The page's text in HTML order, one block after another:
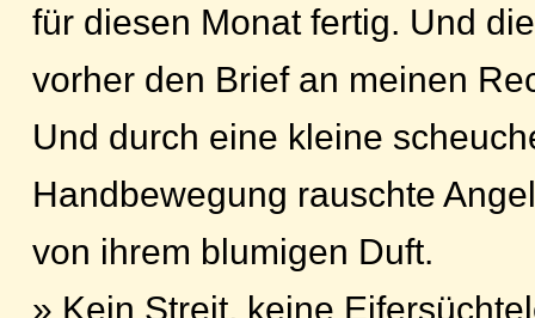
für diesen Monat fertig. Und
vorher den Brief an meinen
Und durch eine kleine
Handbewegung rauschte
von ihrem blumigen Duft.
» Kein Streit, keine